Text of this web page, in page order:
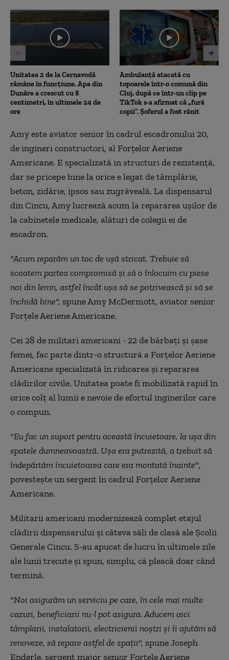
2
minutes,
Unitatea 2 de la Cernavodă
rămâne în funcțiune. Apa din
Dunăre a crescut cu 8
centimetri, în ultimele 24 de
ore
Ambulanţă atacată cu
topoarele într-o comună din
Cluj, după ce într-un clip pe
TikTok s-a afirmat că „fură
copii”. Șoferul a fost rănit
Amy este aviator senior în cadrul escadronului 20,
de ingineri constructori, al Forţelor Aeriene
Americane. E specializată in structuri de rezistenţă,
dar se pricepe bine la orice e legat de tâmplărie,
beton, zidărie, ipsos sau zugrăveală. La dispensarul
din Cincu, Amy lucrează acum la repararea uşilor de
la cabinetele medicale, alături de colegii ei de
escadron.
"Acum reparăm un toc de uşă stricat. Trebuie să
scoatem partea compromisă şi să o înlocuim cu piese
noi din lemn, astfel încât uşa să se potrivească şi să se
închidă bine", spune Amy McDermott, aviator senior
Forțele Aeriene Americane.
Cei 28 de militari americani - 22 de bărbaţi şi şase
femei, fac parte dintr-o structură a Forţelor Aeriene
Americane specializată în ridicarea şi repararea
clădirilor civile. Unitatea poate fi mobilizată rapid în
orice colţ al lumii e nevoie de efortul inginerilor care
o compun.
"Eu fac un suport pentru această încuietoare, la uşa din
spatele dumneavoastră. Uşa era putrezită, a trebuit să
îndepărtăm încuietoarea care era montată înainte",
povesteşte un sergent în cadrul Forţelor Aeriene
Americane.
Militarii americani modernizează complet etajul
clădirii dispensarului şi câteva săli de clasă ale Şcolii
Generale Cincu. S-au apucat de lucru în ultimele zile
ale lunii trecute şi spun, simplu, că pleacă doar când
termină.
"Noi asigurăm un serviciu pe care, în cele mai multe
cazuri, beneficiarii nu-l pot asigura. Aducem aici
tâmplarii, instalatorii, electricienii noştri şi îi ajutăm să
renoveze, să repare astfel de spaţii", spune Joseph
Enderle, sergent major senior Forțele Aeriene